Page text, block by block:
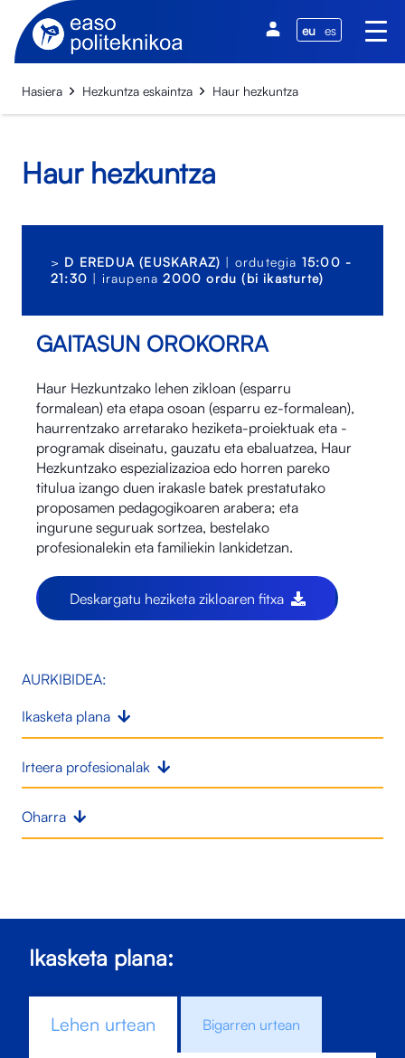
eu es
Hasiera Hezkuntza eskaintza Haur hezkuntza
Haur hezkuntza
> D EREDUA (EUSKARAZ) | ordutegia 15:00 -
21:30 | iraupena2000 ordu (bi ikasturte)
GAITASUN OROKORRA
Haur Hezkuntzako lehen zikloan (esparru
formalean) eta etapa osoan (esparru ez-formalean),
haurrentzako arretarako heziketa-proiektuak eta -
programak diseinatu, gauzatu eta ebaluatzea, Haur
Hezkuntzako espezializazioa edo horren pareko
titulua izango duen irakasle batek prestatutako
proposamen pedagogikoaren arabera; eta
ingurune seguruak sortzea, bestelako
profesionalekin eta familiekin lankidetzan.
Deskargatu heziketa zikloaren fitxa
AURKIBIDEA:
Ikasketa plana
Irteera profesionalak
Oharra
Ikasketa plana:
Lehen urtean Bigarren urtean